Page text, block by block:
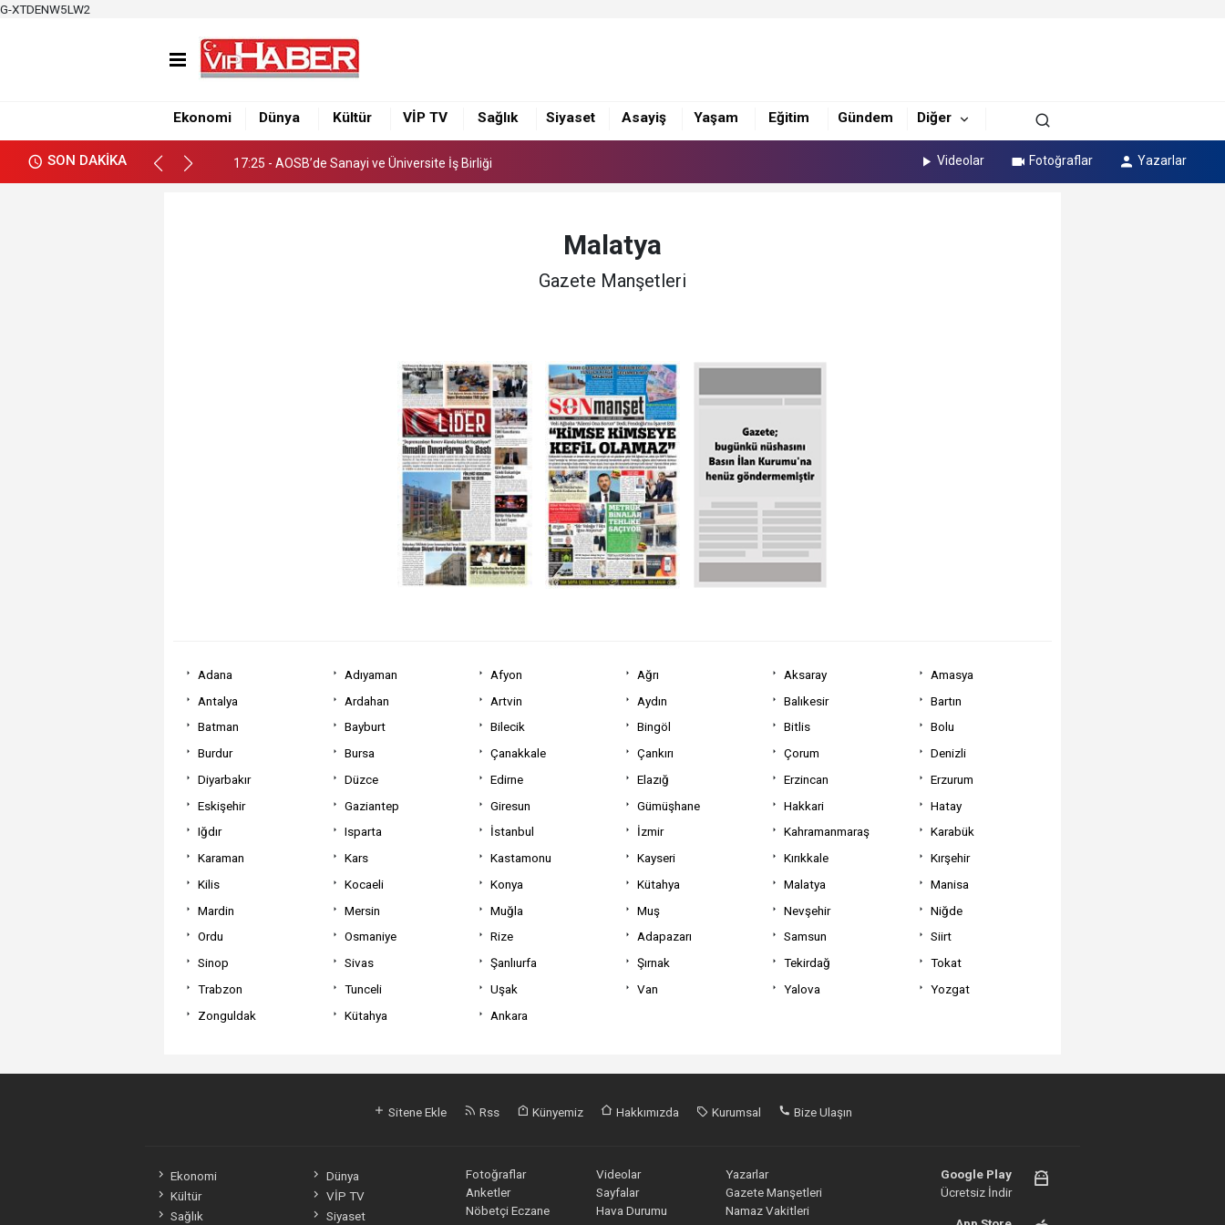
G-XTDENW5LW2
Ekonomi Dünya Kültür VİP TV Sağlık Siyaset Asayiş Yaşam Eğitim Gündem Diğer
SON DAKİKA
17:19 - Adana Altın Koza’dan Suna Selen, Macit Koper ve Aydın Sayman’a Emek Ödülü
17:19 - Adana Altın Koza’dan Suna Selen, Macit Koper ve Aydın Sayman’a Emek Ödülü
17:25 - AOSB’de Sanayi ve Üniversite İş Birliği Videolar Fotoğraflar Yazarlar
Malatya
Gazete Manşetleri
Adana Adıyaman Afyon Ağrı Aksaray
Amasya
Antalya
Ardahan Artvin Aydın Balıkesir
Bartın
Batman
Bayburt Bilecik Bingöl Bitlis
Bolu
Burdur
Bursa Çanakkale Çankırı Çorum
Denizli
Diyarbakır
Düzce Edirne Elazığ Erzincan
Erzurum
Eskişehir
Gaziantep Giresun Gümüşhane Hakkari
Hatay
Iğdır
Isparta İstanbul İzmir Kahramanmaraş
Karabük
Karaman
Kars Kastamonu Kayseri Kırıkkale
Kırşehir
Kilis
Kocaeli Konya Kütahya Malatya
Manisa
Mardin
Mersin Muğla Muş Nevşehir
Niğde
Ordu
Osmaniye Rize Adapazarı Samsun
Siirt
Sinop
Sivas Şanlıurfa Şırnak Tekirdağ
Tokat
Trabzon
Tunceli Uşak Van Yalova
Yozgat
Zonguldak
Kütahya Ankara
Sitene Ekle Rss Künyemiz Hakkımızda Kurumsal Bize Ulaşın
Ekonomi
Dünya
Kültür
VİP TV
Sağlık
Siyaset
Fotoğraflar Videolar
Yazarlar
Anketler
Sayfalar
Gazete Manşetleri
Nöbetçi Eczane
Hava Durumu Namaz Vakitleri
Google Play
Ücretsiz İndir